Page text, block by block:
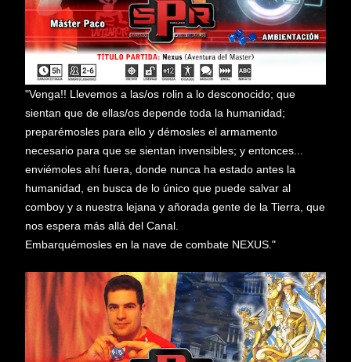
"Venga!! Llevemos a las/os rolin a lo desconocido; que
sientan que de ellas/os depende toda la humanidad;
preparémosles para ello y démosles el armamento
necesario para que se sientan invensibles; y entonces...
enviémoles ahí fuera, donde nunca ha estado antes la
humanidad, en busca de lo único que puede salvar al
comboy y a nuestra lejana y añorada gente de la Tierra, que
nos espera más allá del Canal.
Embarquémosles en la nave de combate NEXUS."